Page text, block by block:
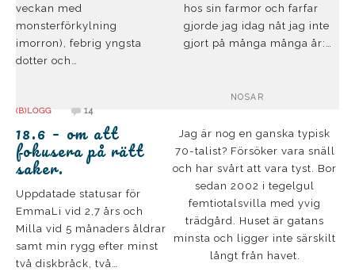
veckan med
monsterförkylning
imorron), febrig yngsta
dotter och…
hos sin farmor och farfar
gjorde jag idag nåt jag inte
gjort på många många år:…
(B)LOGG 14
18.6 – om att
fokusera på rätt
saker.
Uppdatade statusar för
EmmaLi vid 2,7 års och
Milla vid 5 månaders åldrar
samt min rygg efter minst
två diskbråck, två…
NOSAR
Jag är nog en ganska typisk
70-talist? Försöker vara snäll
och har svårt att vara tyst. Bor
sedan 2002 i tegelgul
femtiotalsvilla med yvig
trädgård. Huset är gatans
minsta och ligger inte särskilt
långt från havet.